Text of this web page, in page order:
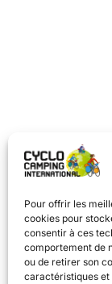
Pour offrir les
cookies pour
consentir à ces
comportement de
ou de retirer son
caractéristiques et